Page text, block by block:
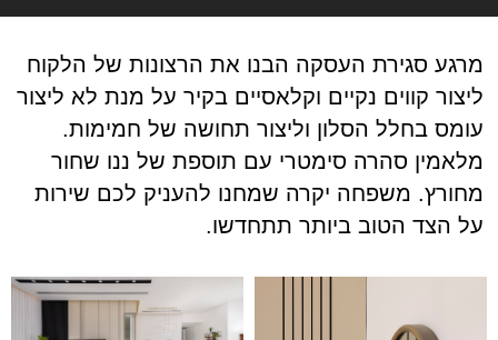
מרגע סגירת העסקה הבנו את הרצונות של הלקוח
ליצור קווים נקיים וקלאסיים בקיר על מנת לא ליצור
עומס בחלל הסלון וליצור תחושה של חמימות.
מלאמין סהרה סימטרי עם תוספת של ננו שחור
מחורץ. משפחה יקרה שמחנו להעניק לכם שירות
על הצד הטוב ביותר תתחדשו.